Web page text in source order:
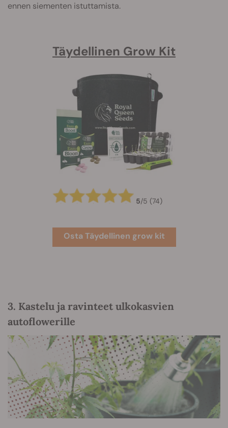
ennen siementen istuttamista.
Täydellinen Grow Kit
5/5 (74)
Osta Täydellinen grow kit
3. Kastelu ja ravinteet ulkokasvien
autoflowerille